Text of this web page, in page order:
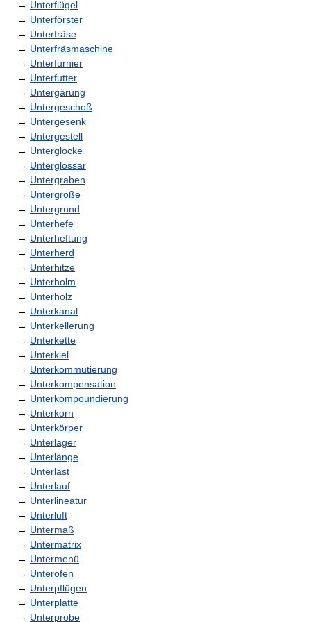
→ Unterflügel
→ Unterförster
→ Unterfräse
→ Unterfräsmaschine
→ Unterfurnier
→ Unterfutter
→ Untergärung
→ Untergeschoß
→ Untergesenk
→ Untergestell
→ Unterglocke
→ Unterglossar
→ Untergraben
→ Untergröße
→ Untergrund
→ Unterhefe
→ Unterheftung
→ Unterherd
→ Unterhitze
→ Unterholm
→ Unterholz
→ Unterkanal
→ Unterkellerung
→ Unterkette
→ Unterkiel
→ Unterkommutierung
→ Unterkompensation
→ Unterkompoundierung
→ Unterkorn
→ Unterkörper
→ Unterlager
→ Unterlänge
→ Unterlast
→ Unterlauf
→ Unterlineatur
→ Unterluft
→ Untermaß
→ Untermatrix
→ Untermenü
→ Unterofen
→ Unterpflügen
→ Unterplatte
→ Unterprobe